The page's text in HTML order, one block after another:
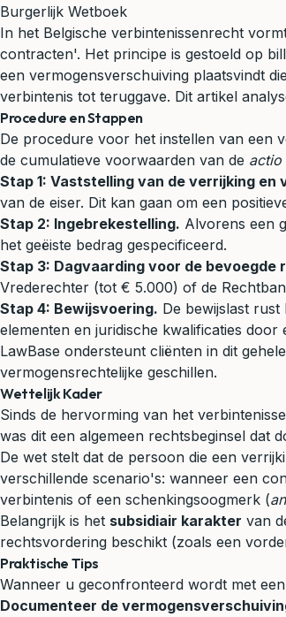
Burgerlijk Wetboek
In het Belgische verbintenissenrecht
contracten'. Het principe is gestoeld op
een vermogensverschuiving plaatsvindt
verbintenis tot teruggave. Dit artikel
Procedure en Stappen
De procedure voor het instellen van een
de cumulatieve voorwaarden van de actio
Stap 1: Vaststelling van de verrijking en
van de eiser. Dit kan gaan om een
Stap 2: Ingebrekestelling. Alvorens een
het geëiste bedrag gespecificeerd.
Stap 3: Dagvaarding voor de bevoegde
Vrederechter (tot € 5.000) of de
Stap 4: Bewijsvoering. De bewijslast
elementen en juridische kwalificaties door
LawBase ondersteunt cliënten in dit
vermogensrechtelijke geschillen.
Wettelijk Kader
Sinds de hervorming van het
was dit een algemeen rechtsbeginsel dat
De wet stelt dat de persoon die een
verschillende scenario's: wanneer een
verbintenis of een schenkingsoogmerk (
Belangrijk is het subsidiair karakter van
rechtsvordering beschikt (zoals een
Praktische Tips
Wanneer u geconfronteerd wordt met
Documenteer de